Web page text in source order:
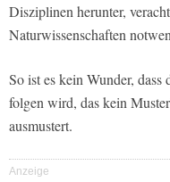
Disziplinen herunter,
Naturwissenschaften
So ist es kein Wunder,
folgen wird, das kein
ausmustert.
Anzeige